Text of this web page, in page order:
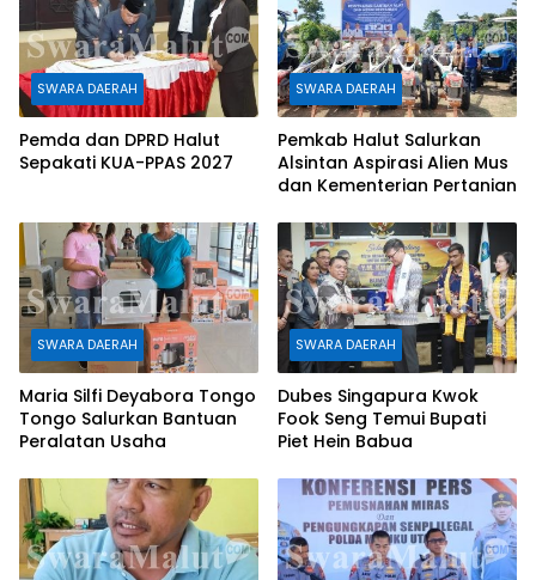
SWARA DAERAH
Pemda dan DPRD Halut
Sepakati KUA-PPAS 2027
SWARA DAERAH
Pemkab Halut Salurkan
Alsintan Aspirasi Alien Mus
dan Kementerian Pertanian
SWARA DAERAH
Maria Silfi Deyabora Tongo
Tongo Salurkan Bantuan
Peralatan Usaha
SWARA DAERAH
Dubes Singapura Kwok
Fook Seng Temui Bupati
Piet Hein Babua